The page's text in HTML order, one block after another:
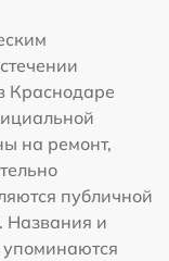
Краснодаре
на ремонт,
публичной
Названия и
упоминаются